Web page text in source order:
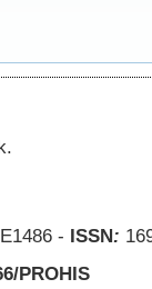
- ISSN:
PROHIS